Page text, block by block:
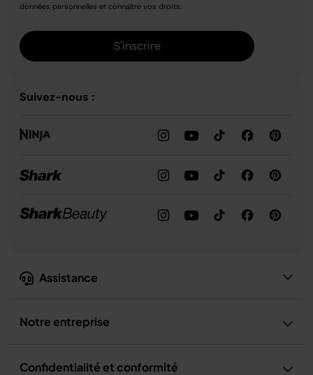
Assistance
Notre entreprise
Confidentialité et conformité
données personnelles et connaître vos droits.
S'inscrire
Suivez-nous :